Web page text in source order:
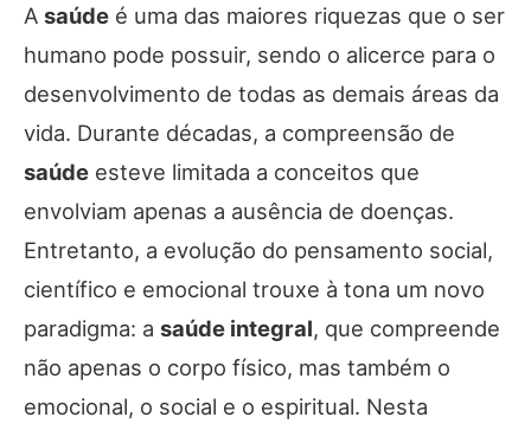
A saúde é uma das maiores riquezas que o ser
humano pode possuir, sendo o alicerce para o
desenvolvimento de todas as demais áreas da
vida. Durante décadas, a compreensão de
saúde esteve limitada a conceitos que
envolviam apenas a ausência de doenças.
Entretanto, a evolução do pensamento social,
científico e emocional trouxe à tona um novo
paradigma: a saúde integral, que compreende
não apenas o corpo físico, mas também o
emocional, o social e o espiritual. Nesta